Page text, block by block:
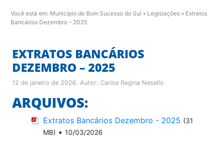
Você está em: Município de Bom Sucesso do Sul » Legislações » Extratos
Bancários Dezembro – 2025
EXTRATOS BANCÁRIOS
DEZEMBRO – 2025
12 de janeiro de 2026. Autor: Carise Regina Nesello
ARQUIVOS:
Extratos Bancários Dezembro - 2025 (31
MB) • 10/03/2026